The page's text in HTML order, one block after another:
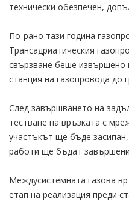
технически обезпечен,
По-рано тази година
Трансадриатическия
свързване беше извършено
станция на газопровода до
След завършването на
тестване на връзката с
участъкът ще бъде
работи ще бъдат
Междусистемната газова
етап на реализация преди